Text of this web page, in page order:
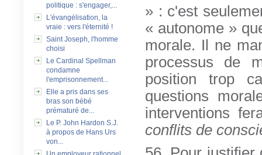
politique : s'engager,...
L'évangélisation, la
vraie : vers l'éternité !
Saint Joseph, l'homme
choisi
Le Cardinal Spellman
condamne
l'emprisonnement...
Elle a pris dans ses
bras son bébé
prématuré de...
Le P. John Hardon S.J.
à propos de Hans Urs
von...
» : c'est
« autonome »
morale. Il ne
processus de
position trop
questions
interventions
conflits de